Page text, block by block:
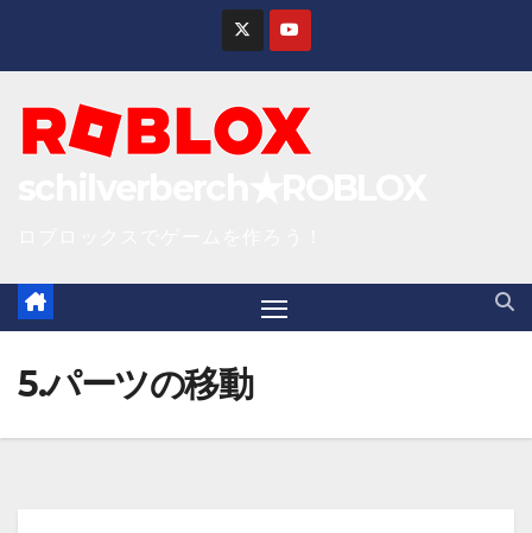
t
t
5.パーツの移動